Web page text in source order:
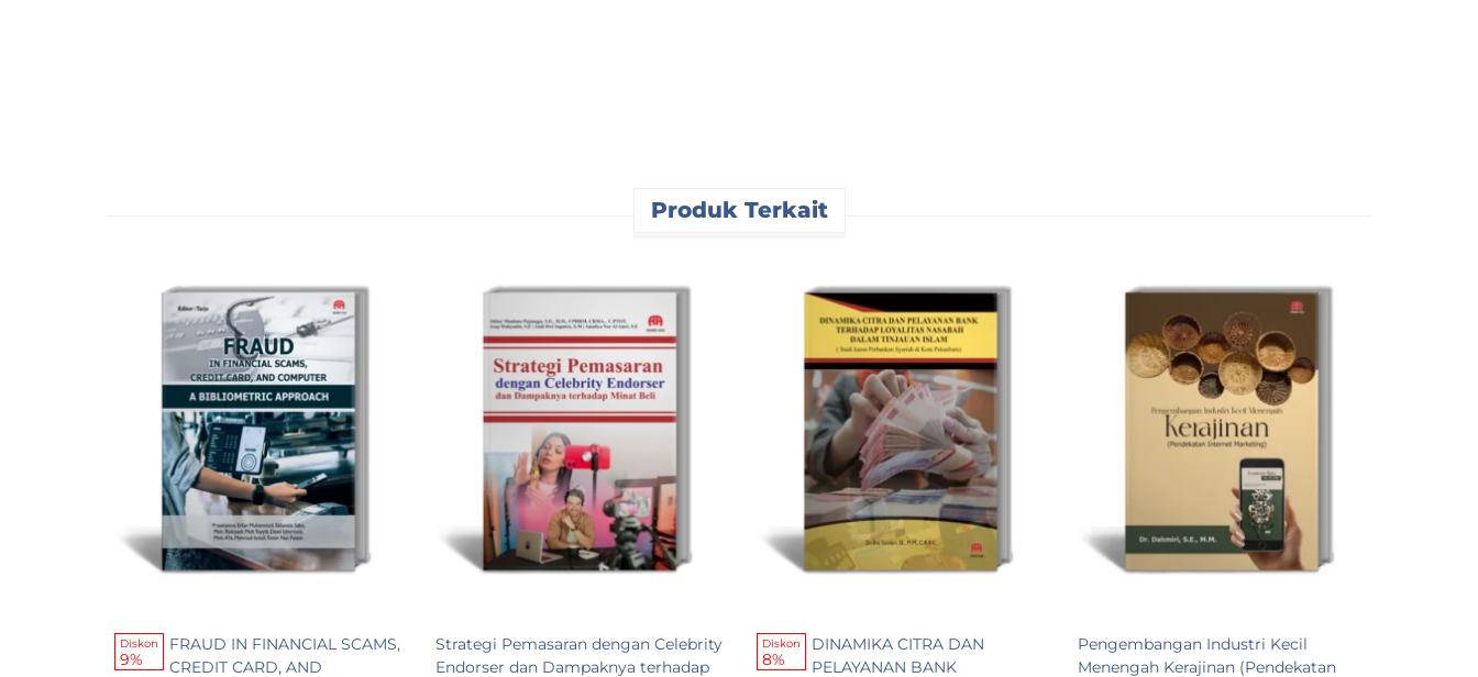
Produk Terkait
Diskon
9%
FRAUD IN FINANCIAL SCAMS,
CREDIT CARD, AND
Strategi Pemasaran dengan Celebrity
Endorser dan Dampaknya terhadap
Diskon
8%
DINAMIKA CITRA DAN
PELAYANAN BANK
Pengembangan Industri Kecil
Menengah Kerajinan (Pendekatan